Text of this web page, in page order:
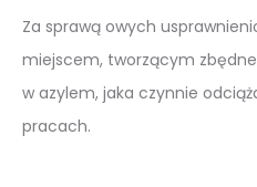
Za sprawą owych
miejscem, tworzącym
w azylem, jaka czynnie
pracach.